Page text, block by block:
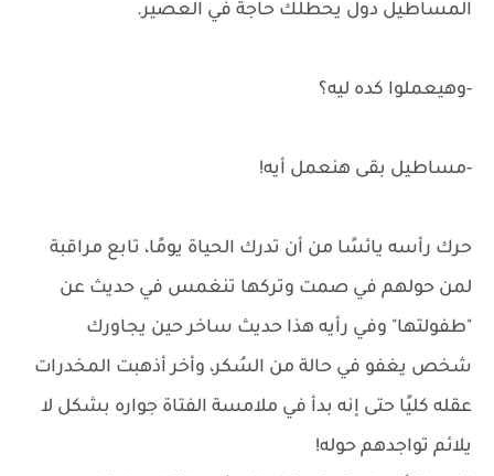
المساطيل دول يحطلك حاجة في العصير.
-وهيعملوا كده ليه؟
-مساطيل بقى هنعمل أيه!
حرك رأسه يائسًا من أن تدرك الحياة يومًا، تابع مراقبة
لمن حولهم في صمت وتركها تنغمس في حديث عن
"طفولتها" وفي رأيه هذا حديث ساخر حين يجاورك
شخص يغفو في حالة من السُكر، وأخر أذهبت المخدرات
عقله كليًا حتى إنه بدأ في ملامسة الفتاة جواره بشكل لا
يلائم تواجدهم حوله!